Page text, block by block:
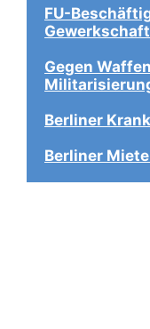
FU-
Gewerkschaft
Gegen
Berliner
Berliner